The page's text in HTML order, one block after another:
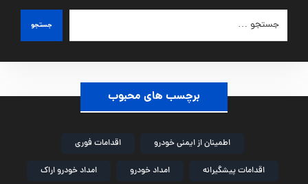
جستجو
برچسب های محبوب
اطمینان از ایمنی خودرو اقدامات فوری
اقدامات پیشگیرانه امداد خودرو امداد خودرو اراک